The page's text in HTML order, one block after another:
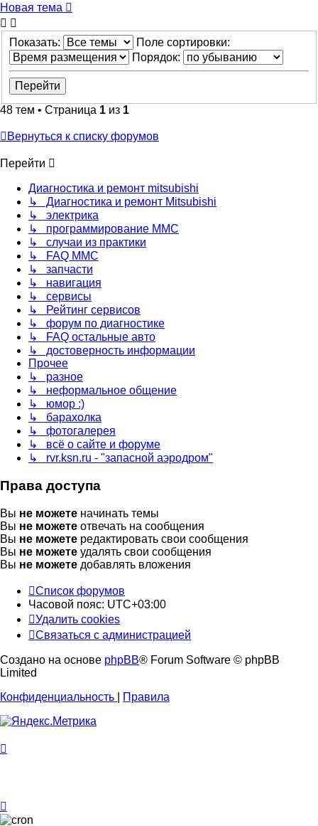
Новая тема
Показать:
Поле сортировки:
Порядок:
48 тем • Страница 1 из 1
Вернуться к списку форумов
Перейти
Диагностика и ремонт mitsubishi
↳ Диагностика и ремонт Mitsubishi
↳ электрика
↳ программирование MMC
↳ случаи из практики
↳ FAQ MMC
↳ запчасти
↳ навигация
↳ сервисы
↳ Рейтинг сервисов
↳ форум по диагностике
↳ FAQ остальные авто
↳ достоверность информации
Прочее
↳ разное
↳ неформальное общение
↳ юмор :)
↳ барахолка
↳ фотогалерея
↳ всё о сайте и форуме
↳ rvr.ksn.ru - "запасной аэродром"
Права доступа
Вы не можете начинать темы
Вы не можете отвечать на сообщения
Вы не можете редактировать свои сообщения
Вы не можете удалять свои сообщения
Вы не можете добавлять вложения
Список форумов
Часовой пояс: UTC+03:00
Удалить cookies
Связаться с администрацией
Создано на основе phpBB® Forum Software © phpBB
Limited
Конфиденциальность
Правила